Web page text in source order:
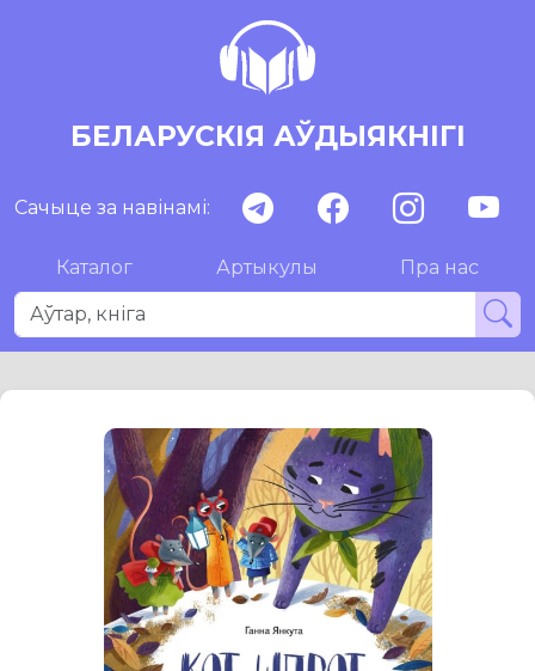
БЕЛАРУСКІЯ АЎДЫЯКНІГІ
Сачыце за навінамі:
Каталог Артыкулы Пра нас